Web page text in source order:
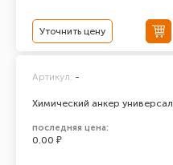
Уточнить цену
Химический анкер
Артикул: -
последняя цена:
0.00 ₽